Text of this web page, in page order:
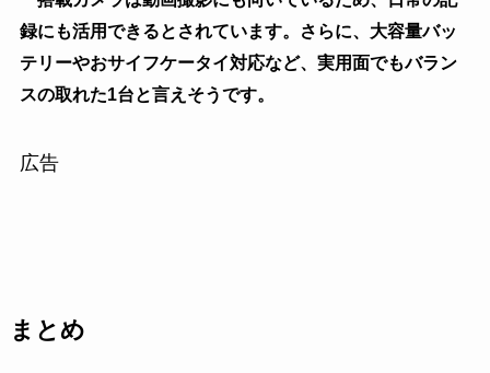
録にも活用できるとされています。さらに、大容量バッ
テリーやおサイフケータイ対応など、実用面でもバラン
スの取れた1台と言えそうです。
広告
まとめ